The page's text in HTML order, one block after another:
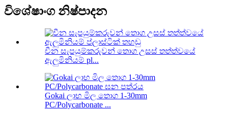
විශේෂාංග නිෂ්පාදන
චීන සැපයුම්කරුවන් තොග උසස් තත්ත්වයේ
ඇලුමිනියම් pl...
Gokai ලාභ මිල තොග 1-30mm
PC/Polycarbonate ...